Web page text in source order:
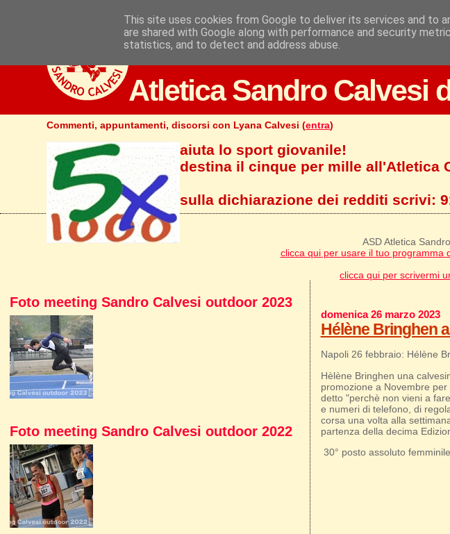
Atletica Sandro Calvesi
Commenti, appuntamenti, discorsi con Lyana Calvesi (entra)
aiuta lo sport giovanile!
destina il cinque per mille all'Atletica
sulla dichiarazione dei redditi scrivi:
ASD Atletica
clicca qui per usare il tuo programma
clicca qui per scrivermi
domenica 26 marzo 2023
Hélène Bringhen
Napoli 26 febbraio: Hélène
Hèlène Bringhen una
promozione a Novembre
detto "perchè non vieni a
e numeri di telefono, di
corsa una volta alla
partenza della decima
30° posto assoluto
Foto meeting Sandro Calvesi outdoor 2023
Foto meeting Sandro Calvesi outdoor 2022
This site uses cookies from Google to deliver its services and to
are shared with Google along with performance and security
statistics, and to detect and address abuse.